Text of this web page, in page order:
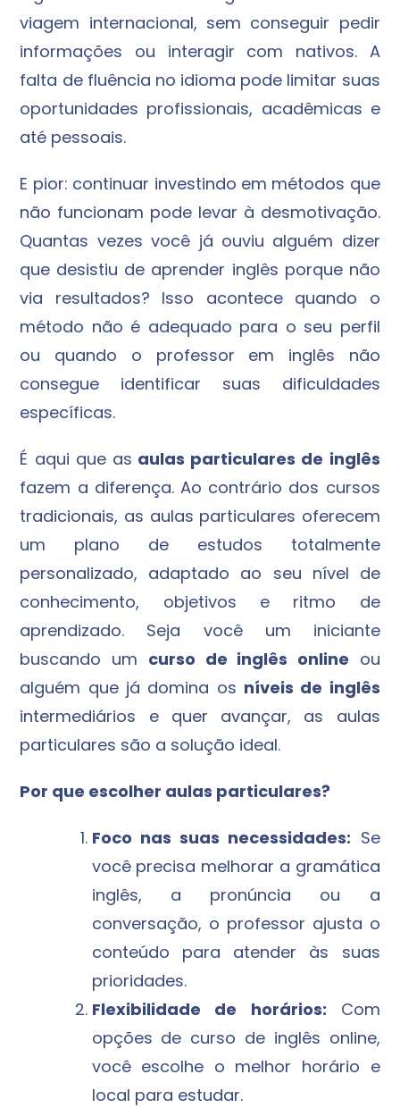
viagem internacional, sem conseguir pedir
informações ou interagir com nativos. A
falta de fluência no idioma pode limitar suas
oportunidades profissionais, acadêmicas e
até pessoais.
E pior: continuar investindo em métodos que
não funcionam pode levar à desmotivação.
Quantas vezes você já ouviu alguém dizer
que desistiu de aprender inglês porque não
via resultados? Isso acontece quando o
método não é adequado para o seu perfil
ou quando o professor em inglês não
consegue identificar suas dificuldades
específicas.
É aqui que as aulas particulares de inglês
fazem a diferença. Ao contrário dos cursos
tradicionais, as aulas particulares oferecem
um plano de estudos totalmente
personalizado, adaptado ao seu nível de
conhecimento, objetivos e ritmo de
aprendizado. Seja você um iniciante
buscando um curso de inglês online ou
alguém que já domina os níveis de inglês
intermediários e quer avançar, as aulas
particulares são a solução ideal.
Por que escolher aulas particulares?
Foco nas suas necessidades: Se
você precisa melhorar a gramática
inglês, a pronúncia ou a
conversação, o professor ajusta o
conteúdo para atender às suas
prioridades.
Flexibilidade de horários: Com
opções de curso de inglês online,
você escolhe o melhor horário e
local para estudar.